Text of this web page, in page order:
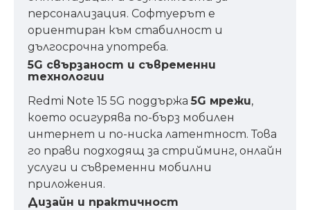
персонализация. Софтуерът е
ориентиран към стабилност и
дългосрочна употреба.
5G свързаност и съвременни
технологии
Redmi Note 15 5G поддържа 5G мрежи,
което осигурява по-бърз мобилен
интернет и по-ниска латентност. Това
го прави подходящ за стрийминг, онлайн
услуги и съвременни мобилни
приложения.
Дизайн и практичност